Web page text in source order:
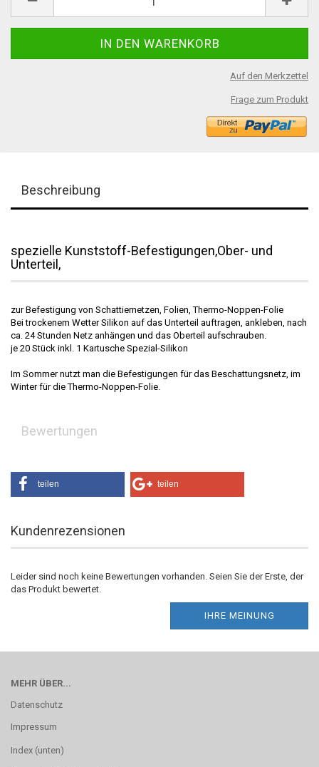
Auf den Merkzettel
Frage zum Produkt
Beschreibung
spezielle Kunststoff-Befestigungen,Ober- und
Unterteil,
zur Befestigung von Schattiernetzen, Folien, Thermo-Noppen-Folie
Bei trockenem Wetter Silikon auf das Unterteil auftragen, ankleben, nach
ca. 24 Stunden Netz anhängen und das Oberteil aufschrauben.
je 20 Stück inkl. 1 Kartusche Spezial-Silikon
Im Sommer nutzt man die Befestigungen für das Beschattungsnetz, im
Winter für die Thermo-Noppen-Folie.
Bewertungen
teilen teilen
Kundenrezensionen
Leider sind noch keine Bewertungen vorhanden. Seien Sie der Erste, der
das Produkt bewertet.
IHRE MEINUNG
MEHR ÜBER...
Datenschutz
Impressum
Index (unten)